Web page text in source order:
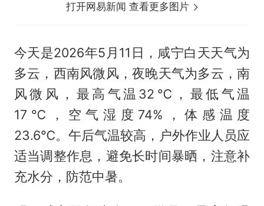
打开网易新闻 查看更多图片
今天是2026年5月11日，咸宁白天天气为
多云，西南风微风，夜晚天气为多云，南
风微风，最高气温32℃，最低气温
17℃，空气湿度74%，体感温度
23.6℃。午后气温较高，户外作业人员应
适当调整作息，避免长时间暴晒，注意补
充水分，防范中暑。